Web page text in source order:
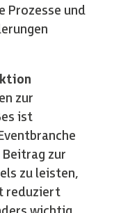
Prozesse und
zur
ist
Beitrag zur
zu leisten,
reduziert